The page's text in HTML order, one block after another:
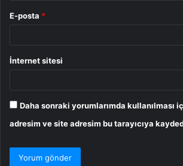
E-posta *
İnternet sitesi
Daha sonraki yorumlarımda kullanılması
adresim ve site adresim bu tarayıcıya